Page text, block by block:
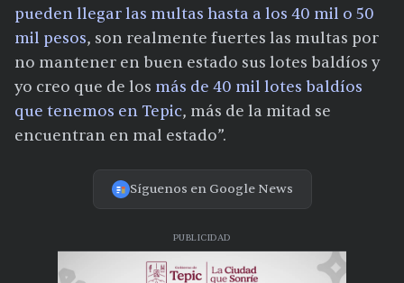
pueden llegar las multas hasta a los 40 mil o 50
mil pesos, son realmente fuertes las multas por
no mantener en buen estado sus lotes baldíos y
yo creo que de los más de 40 mil lotes baldíos
que tenemos en Tepic, más de la mitad se
encuentran en mal estado”.
Síguenos en Google News
PUBLICIDAD